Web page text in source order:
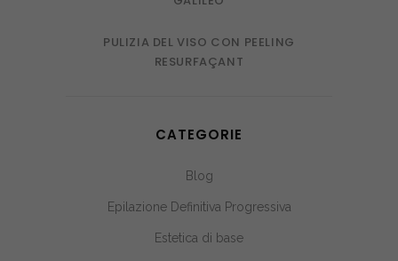
PULIZIA DEL VISO CON PEELING
RESURFAÇANT
CATEGORIE
Blog
Epilazione Definitiva Progressiva
Estetica di base